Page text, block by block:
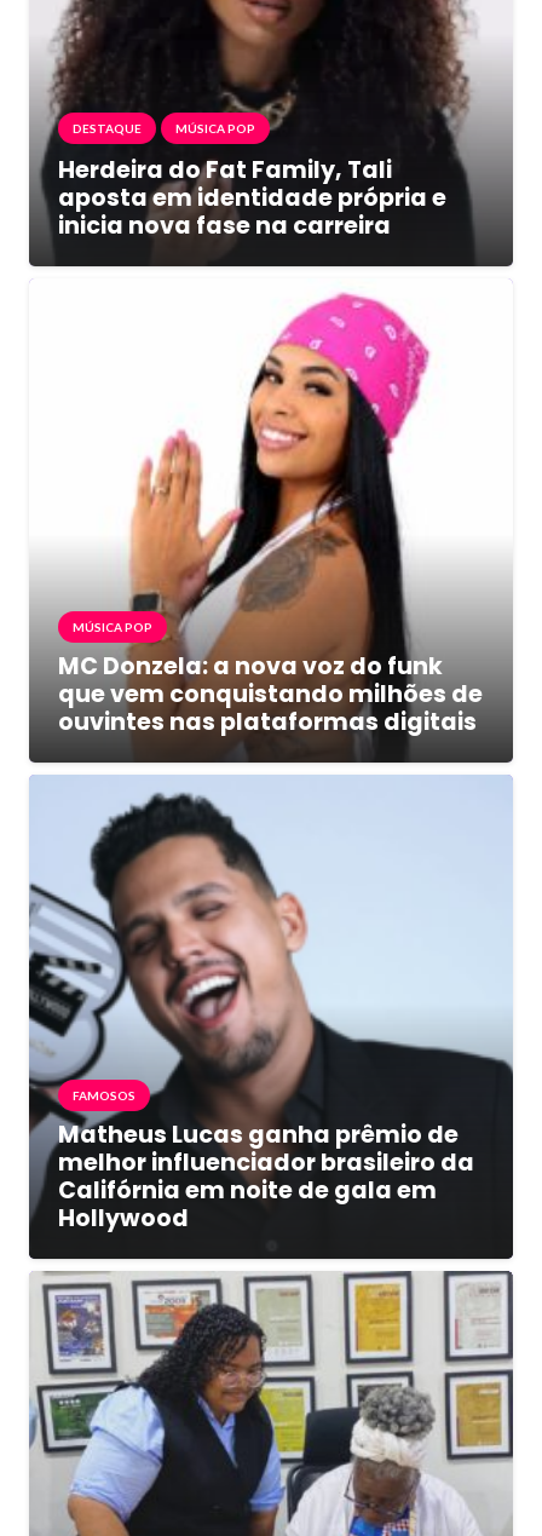
DESTAQUE MÚSICA POP
Herdeira do Fat Family, Tali
aposta em identidade própria e
inicia nova fase na carreira
MÚSICA POP
MC Donzela: a nova voz do funk
que vem conquistando milhões de
ouvintes nas plataformas digitais
FAMOSOS
Matheus Lucas ganha prêmio de
melhor influenciador brasileiro da
Califórnia em noite de gala em
Hollywood